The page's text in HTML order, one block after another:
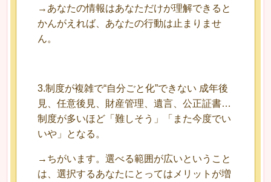
→あなたの情報はあなただけが理解できると
かんがえれば、あなたの行動は止まりませ
ん。
3.制度が複雑で“自分ごと化”できない 成年後
見、任意後見、財産管理、遺言、公正証書…
制度が多いほど「難しそう」「また今度でい
いや」となる。
→ちがいます。選べる範囲が広いということ
は、選択するあなたにとってはメリットが増